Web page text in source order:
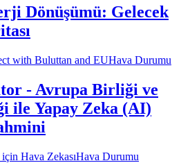
Dönüşümü: Gelecek
Hava Durumu
- Avrupa Birliği ve
ile Yapay Zeka (AI)
Hava Durumu